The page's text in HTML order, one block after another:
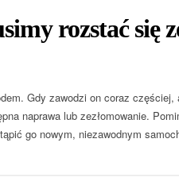
rozstać się
Gdy zawodzi on coraz częściej,
naprawa lub zezłomowanie.
go nowym, niezawodnym